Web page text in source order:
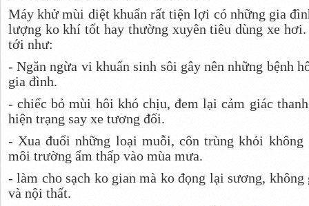
Máy khử mùi diệt khuẩn rất tiện lợi có những gia
lượng ko khí tốt hay thường xuyên tiêu dùng xe hơi.
tới như:
- Ngăn ngừa vi khuẩn sinh sôi gây nên những bệnh
gia đình.
- chiếc bỏ mùi hôi khó chịu, đem lại cảm giác
hiện trạng say xe tương đối.
- Xua đuổi những loại muỗi, côn trùng khỏi không
môi trường ẩm thấp vào mùa mưa.
- làm cho sạch ko gian mà ko đọng lại sương,
và nội thất.